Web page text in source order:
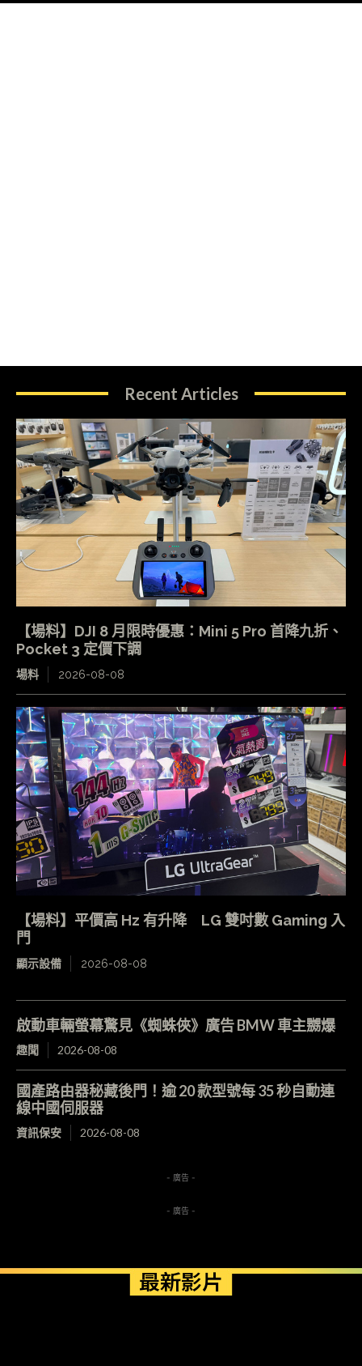
Recent Articles
【場料】DJI 8 月限時優惠：Mini 5 Pro 首降九折、
Pocket 3 定價下調
場料 2026-08-08
【場料】平價高 Hz 有升降 LG 雙吋數 Gaming 入
門
顯示設備 2026-08-08
啟動車輛螢幕驚見《蜘蛛俠》廣告 BMW 車主嬲爆
趣聞 2026-08-08
國產路由器秘藏後門！逾 20 款型號每 35 秒自動連
線中國伺服器
資訊保安 2026-08-08
- 廣告 -
- 廣告 -
最新影片